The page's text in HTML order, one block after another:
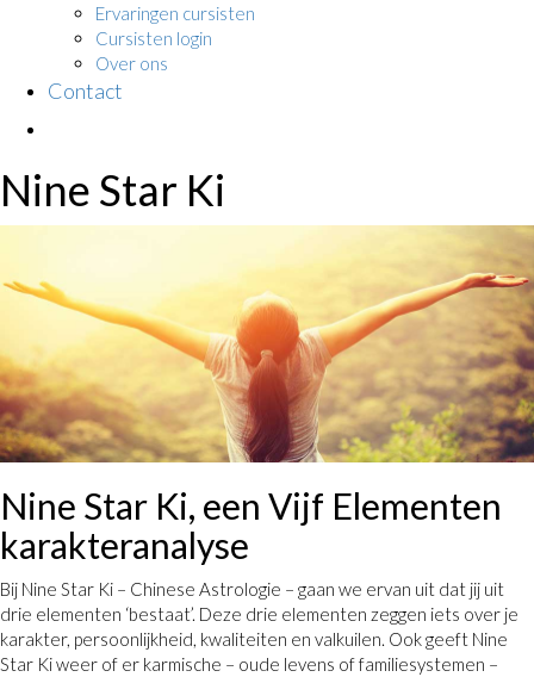
Ervaringen cursisten
Cursisten login
Over ons
Contact
Nine Star Ki
Nine Star Ki, een Vijf Elementen
karakteranalyse
Bij Nine Star Ki – Chinese Astrologie – gaan we ervan uit dat jij uit
drie elementen ‘bestaat’. Deze drie elementen zeggen iets over je
karakter, persoonlijkheid, kwaliteiten en valkuilen. Ook geeft Nine
Star Ki weer of er karmische – oude levens of familiesystemen –